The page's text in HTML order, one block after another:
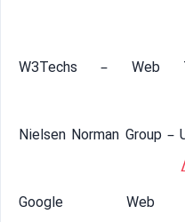
W3Techs – Web
Nielsen Norman Group –
Google